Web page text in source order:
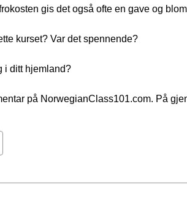
gis det også ofte en gave og
kurset? Var det spennende?
i ditt hjemland?
på NorwegianClass101.com. På